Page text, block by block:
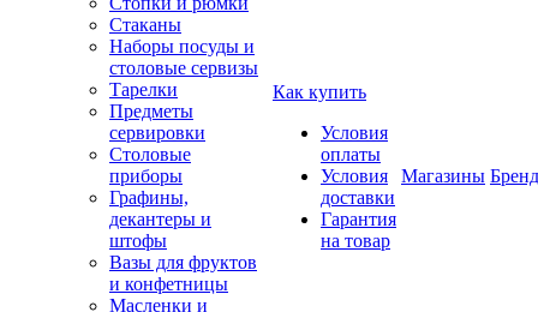
Стаканы
Наборы посуды и
столовые сервизы
Тарелки
Предметы
сервировки
Столовые
приборы
Графины,
декантеры и
штофы
Вазы для фруктов
и конфетницы
Масленки и
Как купить
Условия
оплаты
Условия
доставки
Гарантия
на товар
Магазины